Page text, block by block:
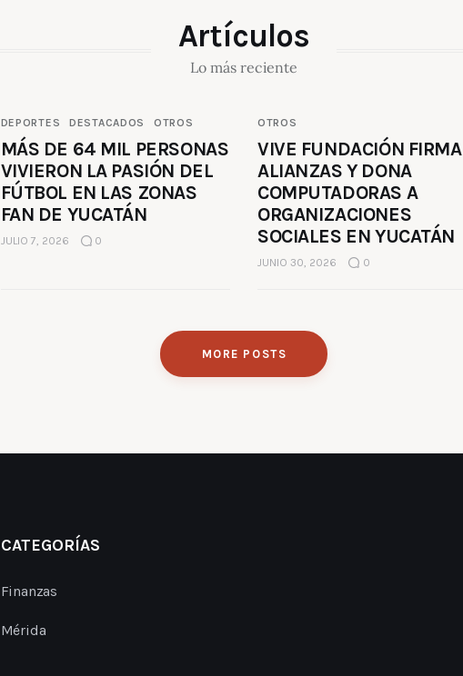
Artículos
Lo más reciente
DEPORTES DESTACADOS OTROS
MÁS DE 64 MIL PERSONAS
VIVIERON LA PASIÓN DEL
FÚTBOL EN LAS ZONAS
FAN DE YUCATÁN
JULIO 7, 2026 0
OTROS
VIVE FUNDACIÓN FIRMA
ALIANZAS Y DONA
COMPUTADORAS A
ORGANIZACIONES
SOCIALES EN YUCATÁN
JUNIO 30, 2026 0
MORE POSTS
CATEGORÍAS
Finanzas
Mérida